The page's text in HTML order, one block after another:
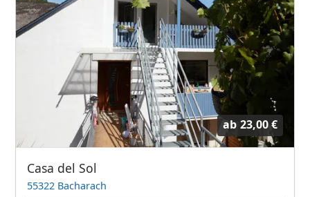
ab 23,00 €
Casa del Sol
55322 Bacharach